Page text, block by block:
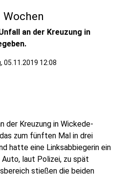
an der Kreuzung in
05.11.2019 12:08
der Kreuzung in Wickede-
zum fünften Mal in drei
hatte eine Linksabbiegerin ein
laut Polizei, zu spät
stießen die beiden